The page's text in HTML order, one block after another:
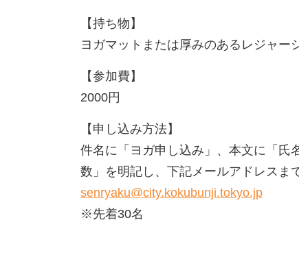
【持ち物】
ヨガマットまたは厚みのあるレジャー
【参加費】
2000円
【申し込み方法】
件名に「ヨガ申し込み」、本文に「氏
数」を明記し、下記メールアドレスまで
senryaku@city.kokubunji.tokyo.jp
※先着30名